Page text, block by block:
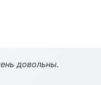
довольны.